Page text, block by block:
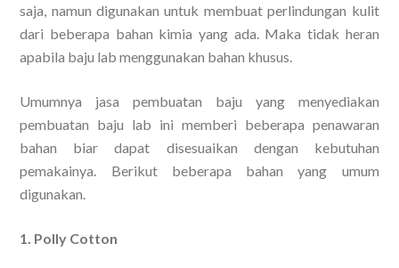
saja, namun digunakan untuk membuat perlindungan kulit
dari beberapa bahan kimia yang ada. Maka tidak heran
apabila baju lab menggunakan bahan khusus.
Umumnya jasa pembuatan baju yang menyediakan
pembuatan baju lab ini memberi beberapa penawaran
bahan biar dapat disesuaikan dengan kebutuhan
pemakainya. Berikut beberapa bahan yang umum
digunakan.
1. Polly Cotton